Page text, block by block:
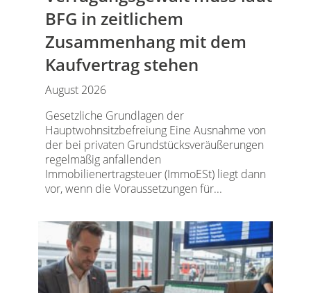
BFG in zeitlichem
Zusammenhang mit dem
Kaufvertrag stehen
August 2026
Gesetzliche Grundlagen der
Hauptwohnsitzbefreiung Eine Ausnahme von
der bei privaten Grundstücksveräußerungen
regelmäßig anfallenden
Immobilienertragsteuer (ImmoESt) liegt dann
vor, wenn die Voraussetzungen für...